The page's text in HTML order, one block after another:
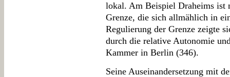
lokal. Am Beispiel Draheims ist
Grenze, die sich allmählich in
Regulierung der Grenze zeigte
durch die relative Autonomie
Kammer in Berlin (346).
Seine Auseinandersetzung mit